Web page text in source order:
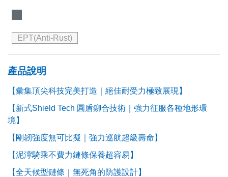
EPT(Anti-Rust)
產品說明
【彙集頂尖科技完美打造｜絕佳耐受力極致展現】
【新式Shield Tech 圓盾鉚合技術｜強力征服各種地形環
境】
【剛韌強度無可比擬｜強力巡航超級壽命】
【泥濘騎乘不費力鏈條保養超容易】
【全天候型鏈條｜無死角的防護設計】